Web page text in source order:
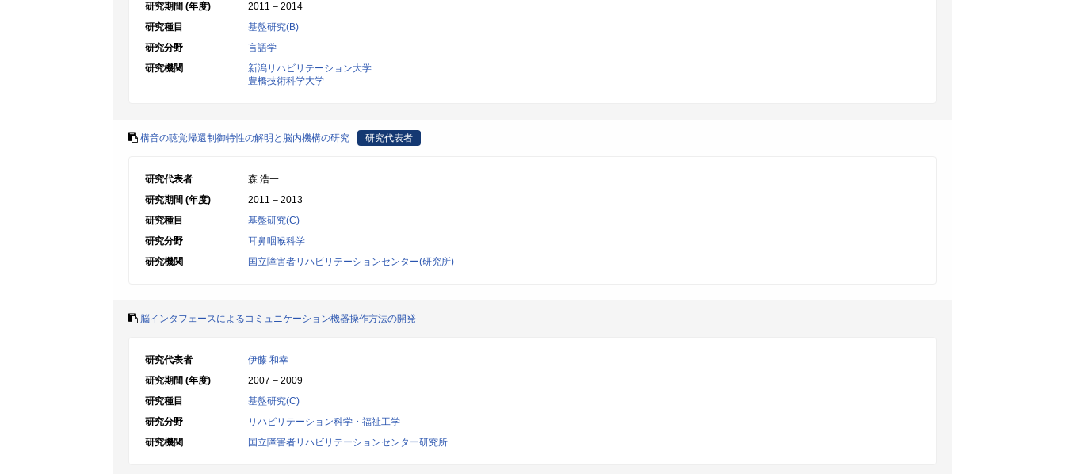
研究期間 (年度)
2011 – 2014
研究種目
基盤研究(B)
研究分野
言語学
研究機関
新潟リハビリテーション大学
豊橋技術科学大学
構音の聴覚帰還制御特性の解明と脳内機構の研究 研究代表者
研究代表者
森 浩一
研究期間 (年度)
2011 – 2013
研究種目
基盤研究(C)
研究分野
耳鼻咽喉科学
研究機関
国立障害者リハビリテーションセンター(研究所)
脳インタフェースによるコミュニケーション機器操作方法の開発
研究代表者
伊藤 和幸
研究期間 (年度)
2007 – 2009
研究種目
基盤研究(C)
研究分野
リハビリテーション科学・福祉工学
研究機関
国立障害者リハビリテーションセンター研究所